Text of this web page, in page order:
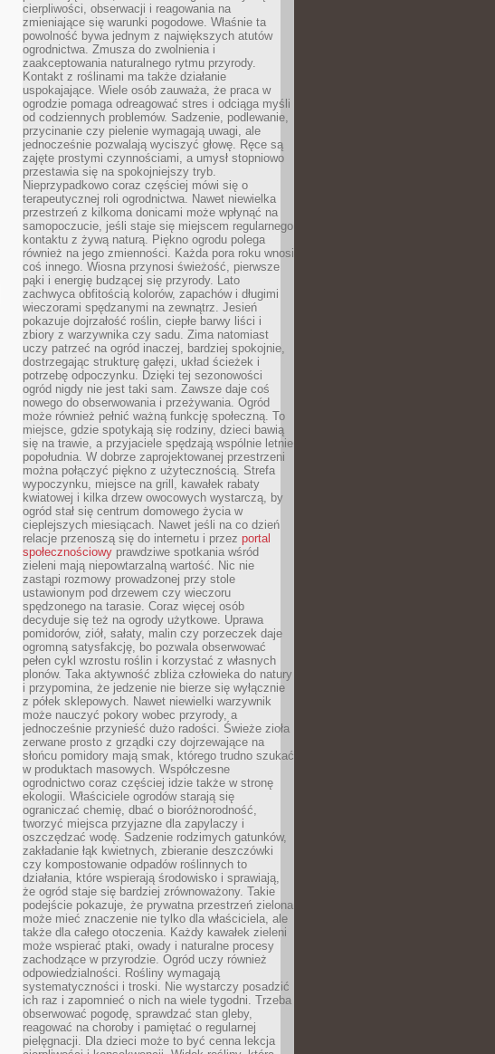
cierpliwości, obserwacji i reagowania na
zmieniające się warunki pogodowe. Właśnie ta
powolność bywa jednym z największych atutów
ogrodnictwa. Zmusza do zwolnienia i
zaakceptowania naturalnego rytmu przyrody.
Kontakt z roślinami ma także działanie
uspokajające. Wiele osób zauważa, że praca w
ogrodzie pomaga odreagować stres i odciąga myśli
od codziennych problemów. Sadzenie, podlewanie,
przycinanie czy pielenie wymagają uwagi, ale
jednocześnie pozwalają wyciszyć głowę. Ręce są
zajęte prostymi czynnościami, a umysł stopniowo
przestawia się na spokojniejszy tryb.
Nieprzypadkowo coraz częściej mówi się o
terapeutycznej roli ogrodnictwa. Nawet niewielka
przestrzeń z kilkoma donicami może wpłynąć na
samopoczucie, jeśli staje się miejscem regularnego
kontaktu z żywą naturą. Piękno ogrodu polega
również na jego zmienności. Każda pora roku wnosi
coś innego. Wiosna przynosi świeżość, pierwsze
pąki i energię budzącej się przyrody. Lato
zachwyca obfitością kolorów, zapachów i długimi
wieczorami spędzanymi na zewnątrz. Jesień
pokazuje dojrzałość roślin, ciepłe barwy liści i
zbiory z warzywnika czy sadu. Zima natomiast
uczy patrzeć na ogród inaczej, bardziej spokojnie,
dostrzegając strukturę gałęzi, układ ścieżek i
potrzebę odpoczynku. Dzięki tej sezonowości
ogród nigdy nie jest taki sam. Zawsze daje coś
nowego do obserwowania i przeżywania. Ogród
może również pełnić ważną funkcję społeczną. To
miejsce, gdzie spotykają się rodziny, dzieci bawią
się na trawie, a przyjaciele spędzają wspólnie letnie
popołudnia. W dobrze zaprojektowanej przestrzeni
można połączyć piękno z użytecznością. Strefa
wypoczynku, miejsce na grill, kawałek rabaty
kwiatowej i kilka drzew owocowych wystarczą, by
ogród stał się centrum domowego życia w
cieplejszych miesiącach. Nawet jeśli na co dzień
relacje przenoszą się do internetu i przez portal
społecznościowy prawdziwe spotkania wśród
zieleni mają niepowtarzalną wartość. Nic nie
zastąpi rozmowy prowadzonej przy stole
ustawionym pod drzewem czy wieczoru
spędzonego na tarasie. Coraz więcej osób
decyduje się też na ogrody użytkowe. Uprawa
pomidorów, ziół, sałaty, malin czy porzeczek daje
ogromną satysfakcję, bo pozwala obserwować
pełen cykl wzrostu roślin i korzystać z własnych
plonów. Taka aktywność zbliża człowieka do natury
i przypomina, że jedzenie nie bierze się wyłącznie
z półek sklepowych. Nawet niewielki warzywnik
może nauczyć pokory wobec przyrody, a
jednocześnie przynieść dużo radości. Świeże zioła
zerwane prosto z grządki czy dojrzewające na
słońcu pomidory mają smak, którego trudno szukać
w produktach masowych. Współczesne
ogrodnictwo coraz częściej idzie także w stronę
ekologii. Właściciele ogrodów starają się
ograniczać chemię, dbać o bioróżnorodność,
tworzyć miejsca przyjazne dla zapylaczy i
oszczędzać wodę. Sadzenie rodzimych gatunków,
zakładanie łąk kwietnych, zbieranie deszczówki
czy kompostowanie odpadów roślinnych to
działania, które wspierają środowisko i sprawiają,
że ogród staje się bardziej zrównoważony. Takie
podejście pokazuje, że prywatna przestrzeń zielona
może mieć znaczenie nie tylko dla właściciela, ale
także dla całego otoczenia. Każdy kawałek zieleni
może wspierać ptaki, owady i naturalne procesy
zachodzące w przyrodzie. Ogród uczy również
odpowiedzialności. Rośliny wymagają
systematyczności i troski. Nie wystarczy posadzić
ich raz i zapomnieć o nich na wiele tygodni. Trzeba
obserwować pogodę, sprawdzać stan gleby,
reagować na choroby i pamiętać o regularnej
pielęgnacji. Dla dzieci może to być cenna lekcja